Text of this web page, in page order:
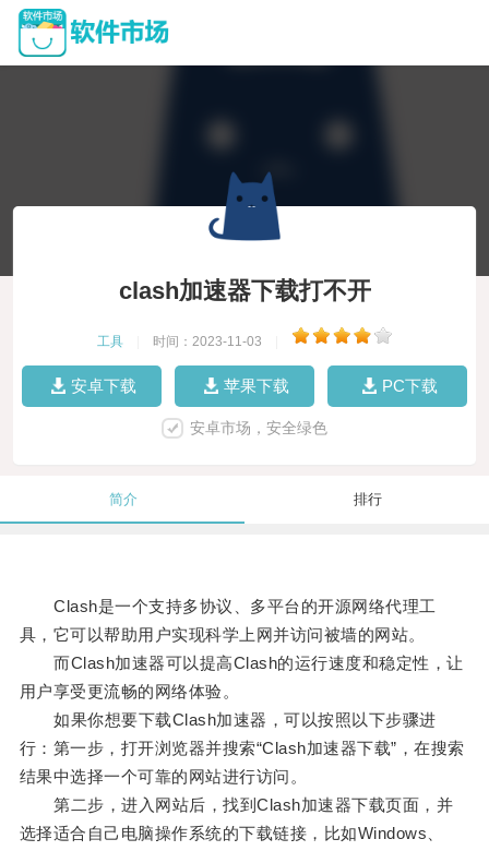
clash加速器下载打不开
工具 时间：2023-11-03
安卓下载 苹果下载 PC下载
安卓市场，安全绿色
简介 排行
Clash是一个支持多协议、多平台的开源网络代理工
具，它可以帮助用户实现科学上网并访问被墙的网站。
而Clash加速器可以提高Clash的运行速度和稳定性，让
用户享受更流畅的网络体验。
如果你想要下载Clash加速器，可以按照以下步骤进
行：第一步，打开浏览器并搜索“Clash加速器下载”，在搜索
结果中选择一个可靠的网站进行访问。
第二步，进入网站后，找到Clash加速器下载页面，并
选择适合自己电脑操作系统的下载链接，比如Windows、